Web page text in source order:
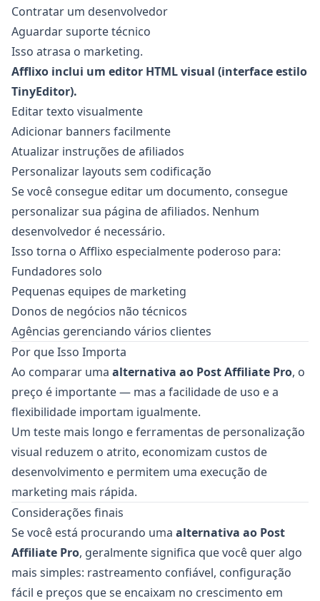
Contratar um desenvolvedor
Aguardar suporte técnico
Isso atrasa o marketing.
Afflixo inclui um editor HTML visual (interface estilo
TinyEditor).
Editar texto visualmente
Adicionar banners facilmente
Atualizar instruções de afiliados
Personalizar layouts sem codificação
Se você consegue editar um documento, consegue
personalizar sua página de afiliados. Nenhum
desenvolvedor é necessário.
Isso torna o Afflixo especialmente poderoso para:
Fundadores solo
Pequenas equipes de marketing
Donos de negócios não técnicos
Agências gerenciando vários clientes
Por que Isso Importa
Ao comparar uma alternativa ao Post Affiliate Pro, o
preço é importante — mas a facilidade de uso e a
flexibilidade importam igualmente.
Um teste mais longo e ferramentas de personalização
visual reduzem o atrito, economizam custos de
desenvolvimento e permitem uma execução de
marketing mais rápida.
Considerações finais
Se você está procurando uma alternativa ao Post
Affiliate Pro, geralmente significa que você quer algo
mais simples: rastreamento confiável, configuração
fácil e preços que se encaixam no crescimento em